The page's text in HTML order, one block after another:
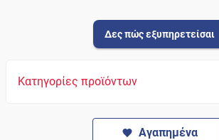
Δες πώς εξυπηρετείσαι
Κατηγορίες προϊόντων
Αγαπημένα